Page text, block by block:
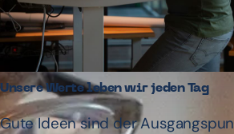
Unsere Werte leben wir jeden Tag
GuteIdeensind derAusgangspun